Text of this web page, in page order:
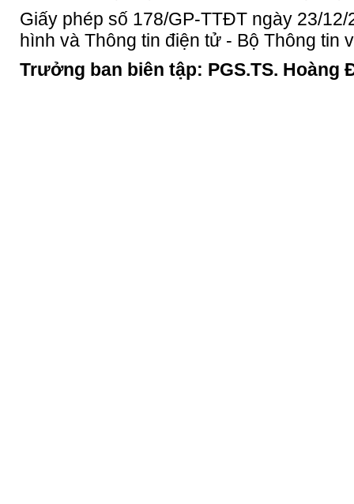
Giấy phép số 178/GP-TTĐT ngày 23/
hình và Thông tin điện tử - Bộ Thông tin
Trưởng ban biên tập: PGS.TS. Hoàng